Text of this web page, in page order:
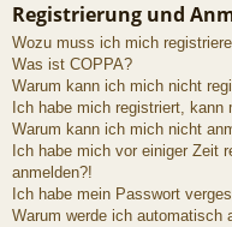
Registrierung und
Wozu muss ich mich
Was ist COPPA?
Warum kann ich mich nicht
Ich habe mich registriert, kann
Warum kann ich mich nicht
Ich habe mich vor einiger Zeit
anmelden?!
Ich habe mein Passwort
Warum werde ich automatisch